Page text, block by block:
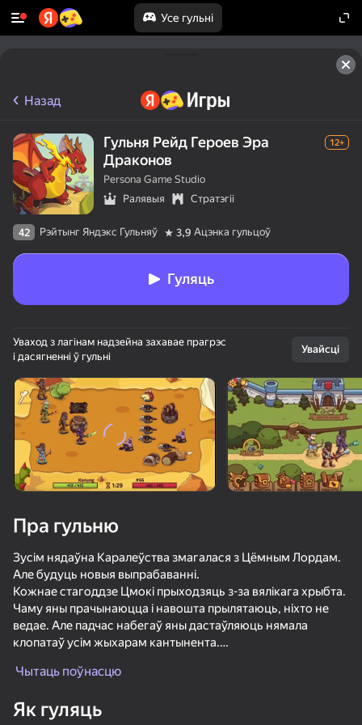
Усе гульні
Павярніце прыладу
Гульня працуе толькі ў гарызантальнай
арыентацыі
Dragon King
Назад
Гульня Рейд Героев Эра
Драконов
12+
Persona Game Studio
Ралявыя
Стратэгіі
42 Рэйтынг Яндэкс Гульняў 3,9 Ацэнка гульцоў
Гуляць
Уваход з лагінам надзейна захавае прагрэс
і дасягненні ў гульні
Увайсці
Пра гульню
Зусім нядаўна Каралеўства змагалася з Цёмным Лордам.
Але будуць новыя выпрабаванні.
Кожнае стагоддзе Цмокі прыходзяць з-за вялікага хрыбта.
Чаму яны прачынаюцца і навошта прылятаюць, ніхто не
ведае. Але падчас набегаў яны дастаўляюць нямала
клопатаў усім жыхарам кантынента.
выкарыстоўваць на карысць усяго свету. Але для гэтага
шукаюць? Чаго яны прагнуць? Прыйшоў час высветліць.
Чытаць поўнасцю
Як гуляць